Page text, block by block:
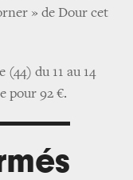
» de Dour cet
du 11 au 14
pour 92 €.